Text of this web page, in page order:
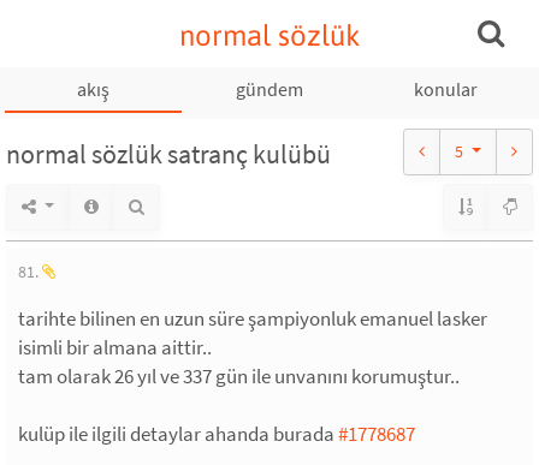
normal sözlük
akış gündem konular
normal sözlük satranç kulübü 5
81.
tarihte bilinen en uzun süre şampiyonluk emanuel lasker
isimli bir almana aittir..
tam olarak 26 yıl ve 337 gün ile unvanını korumuştur..
kulüp ile ilgili detaylar ahanda burada#1778687